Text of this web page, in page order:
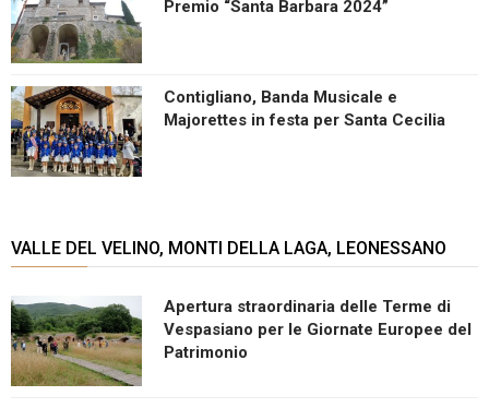
Premio “Santa Barbara 2024”
Contigliano, Banda Musicale e
Majorettes in festa per Santa Cecilia
VALLE DEL VELINO, MONTI DELLA LAGA, LEONESSANO
Apertura straordinaria delle Terme di
Vespasiano per le Giornate Europee del
Patrimonio